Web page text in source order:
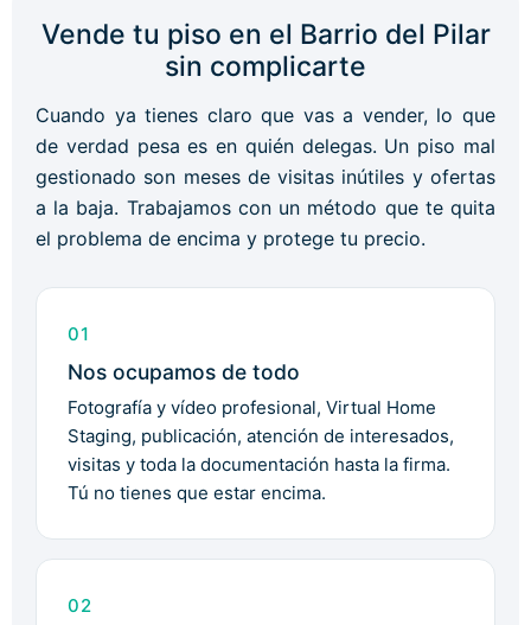
Vende tu piso en el Barrio del Pilar
sin complicarte
Cuando ya tienes claro que vas a vender, lo que
de verdad pesa es en quién delegas. Un piso mal
gestionado son meses de visitas inútiles y ofertas
a la baja. Trabajamos con un método que te quita
el problema de encima y protege tu precio.
01
Nos ocupamos de todo
Fotografía y vídeo profesional, Virtual Home
Staging, publicación, atención de interesados,
visitas y toda la documentación hasta la firma.
Tú no tienes que estar encima.
02